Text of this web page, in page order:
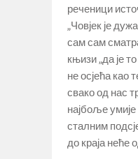
реченици
„Човјек је
сам сам
књизи „да је
не осјећа као
свако од нас
најбоље
сталним
до краја неће